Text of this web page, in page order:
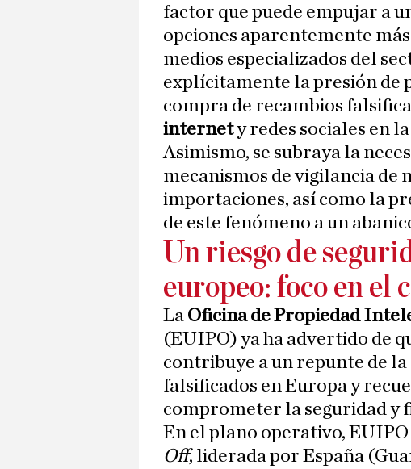
factor que puede empujar a
opciones aparentemente
medios especializados del
explícitamente la presión de
compra de recambios
internety redes sociales en
Asimismo, se subraya la
mecanismos de vigilancia de
importaciones, así como la
de este fenómeno a un
Un riesgo de
europeo: foco en el
La Oficina de Propiedad
(EUIPO) ya ha advertido de
contribuye a un repunte de
falsificados en Europa y
comprometer la seguridad y
En el plano operativo,
Off, liderada por España